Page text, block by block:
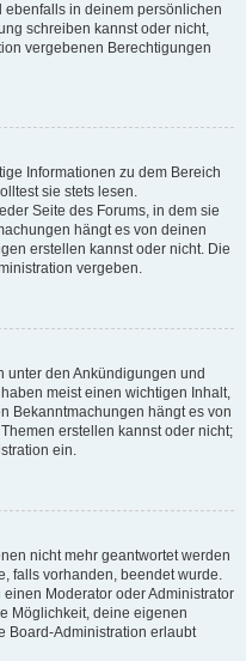
in deinem persönlichen
schreiben kannst oder nicht,
vergebenen Berechtigungen
Informationen zu dem Bereich
sie stets lesen.
Seite des Forums, in dem sie
hängt es von deinen
erstellen kannst oder nicht. Die
vergeben.
unter den Ankündigungen und
meist einen wichtigen Inhalt,
Bekanntmachungen hängt es von
erstellen kannst oder nicht;
ein.
nicht mehr geantwortet werden
falls vorhanden, beendet wurde.
Moderator oder Administrator
Möglichkeit, deine eigenen
Board-Administration erlaubt